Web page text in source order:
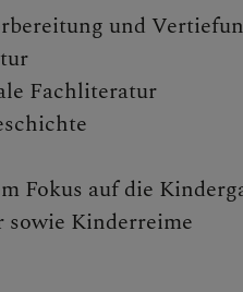
und
Fachliteratur
Fokus auf die
Kinderreime